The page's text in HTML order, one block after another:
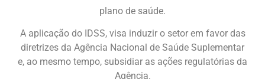
plano de saúde.
A aplicação do IDSS, visa induzir o setor em favor das
diretrizes da Agência Nacional de Saúde Suplementar
e, ao mesmo tempo, subsidiar as ações regulatórias da
Agência.